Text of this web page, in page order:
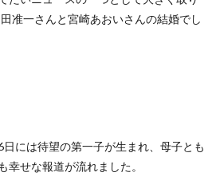
准一さんと宮崎あおいさんの結婚でし
には待望の第一子が生まれ、母子とも
幸せな報道が流れました。